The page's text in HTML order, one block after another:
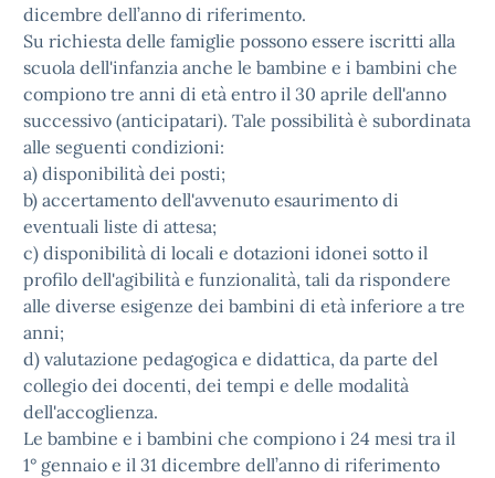
dicembre dell’anno di riferimento.
Su richiesta delle famiglie possono essere iscritti alla
scuola dell'infanzia anche le bambine e i bambini che
compiono tre anni di età entro il 30 aprile dell'anno
successivo (anticipatari). Tale possibilità è subordinata
alle seguenti condizioni:
a) disponibilità dei posti;
b) accertamento dell'avvenuto esaurimento di
eventuali liste di attesa;
c) disponibilità di locali e dotazioni idonei sotto il
profilo dell'agibilità e funzionalità, tali da rispondere
alle diverse esigenze dei bambini di età inferiore a tre
anni;
d) valutazione pedagogica e didattica, da parte del
collegio dei docenti, dei tempi e delle modalità
dell'accoglienza.
Le bambine e i bambini che compiono i 24 mesi tra il
1° gennaio e il 31 dicembre dell’anno di riferimento